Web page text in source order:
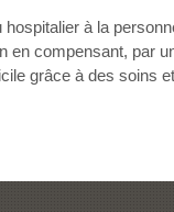
hospitalier à la
en compensant, par
grâce à des soins